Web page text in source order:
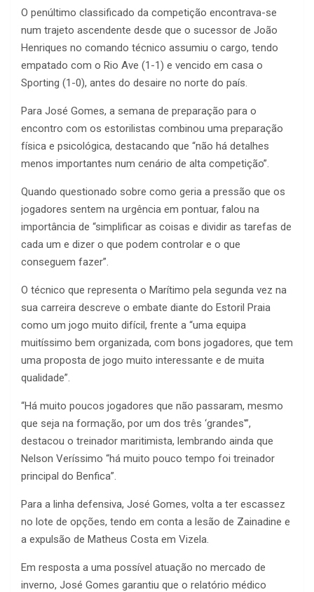
O penúltimo classificado da competição encontrava-se
num trajeto ascendente desde que o sucessor de João
Henriques no comando técnico assumiu o cargo, tendo
empatado com o Rio Ave (1-1) e vencido em casa o
Sporting (1-0), antes do desaire no norte do país.
Para José Gomes, a semana de preparação para o
encontro com os estorilistas combinou uma preparação
física e psicológica, destacando que “não há detalhes
menos importantes num cenário de alta competição”.
Quando questionado sobre como geria a pressão que os
jogadores sentem na urgência em pontuar, falou na
importância de “simplificar as coisas e dividir as tarefas de
cada um e dizer o que podem controlar e o que
conseguem fazer”.
O técnico que representa o Marítimo pela segunda vez na
sua carreira descreve o embate diante do Estoril Praia
como um jogo muito difícil, frente a “uma equipa
muitíssimo bem organizada, com bons jogadores, que tem
uma proposta de jogo muito interessante e de muita
qualidade”.
“Há muito poucos jogadores que não passaram, mesmo
que seja na formação, por um dos três ‘grandes'”,
destacou o treinador maritimista, lembrando ainda que
Nelson Veríssimo “há muito pouco tempo foi treinador
principal do Benfica”.
Para a linha defensiva, José Gomes, volta a ter escassez
no lote de opções, tendo em conta a lesão de Zainadine e
a expulsão de Matheus Costa em Vizela.
Em resposta a uma possível atuação no mercado de
inverno, José Gomes garantiu que o relatório médico